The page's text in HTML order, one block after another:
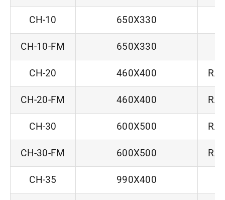
CH-10 650X330
CH-10-FM 650X330
CH-20 460X400
CH-20-FM 460X400
CH-30 600X500
CH-30-FM 600X500
CH-35 990X400